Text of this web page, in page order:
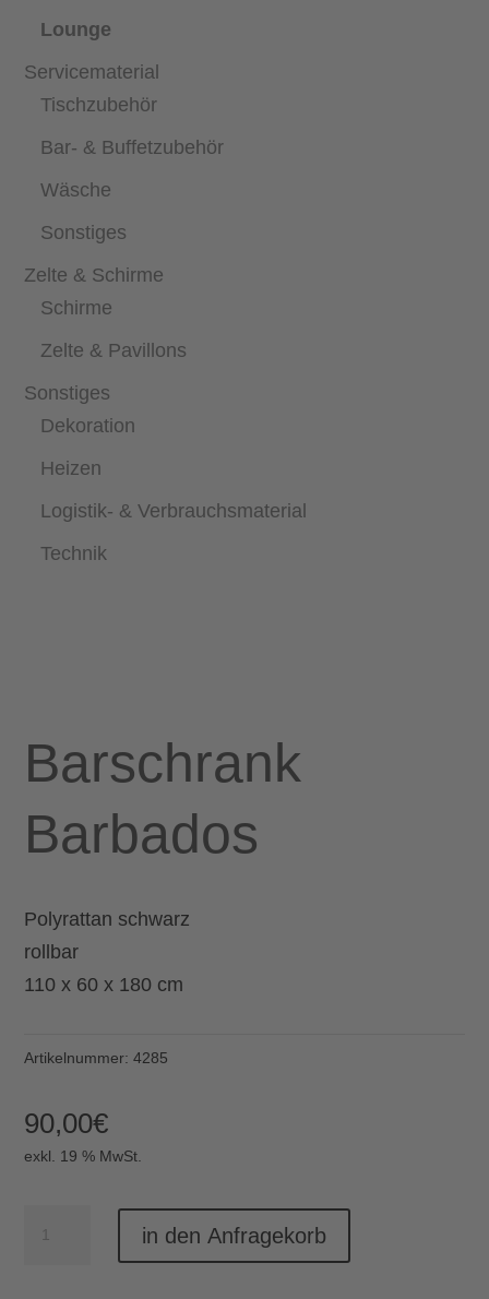
Lounge
Servicematerial
Tischzubehör
Bar- & Buffetzubehör
Wäsche
Sonstiges
Zelte & Schirme
Schirme
Zelte & Pavillons
Sonstiges
Dekoration
Heizen
Logistik- & Verbrauchsmaterial
Technik
Barschrank
Barbados
Polyrattan schwarz
rollbar
110 x 60 x 180 cm
Artikelnummer:4285
90,00€
exkl. 19 % MwSt.
in den Anfragekorb